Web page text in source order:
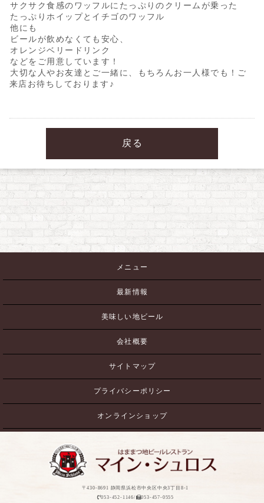
サクサク食感のワッフルにたっぷりのクリームが乗った
たっぷりホイップとイチゴのワッフル
他にも
ビールが飲めなくても安心、
オレンジベリードリンク
などをご用意しています！
大切な人やお友達とご一緒に、もちろんお一人様でも！ご
来店お待ちしております♪
戻る
メニュー
最新情報
美味しい地ビール
会社概要
サイトマップ
プライバシーポリシー
オンラインショップ
〒430-8691 静岡県浜松市中央区中央3丁目8-1
053-452-1146/
053-457-0555